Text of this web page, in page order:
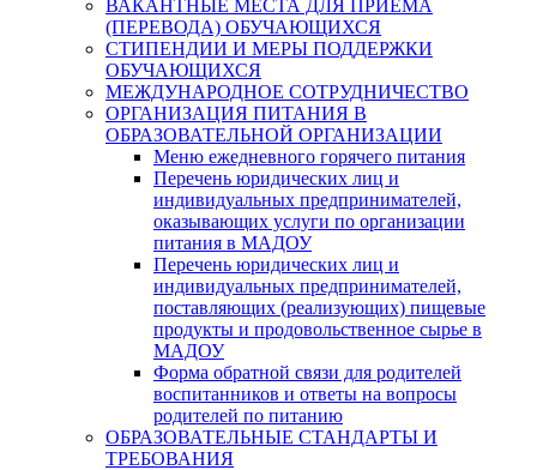
ВАКАНТНЫЕ МЕСТА ДЛЯ ПРИЕМА
(ПЕРЕВОДА) ОБУЧАЮЩИХСЯ
СТИПЕНДИИ И МЕРЫ ПОДДЕРЖКИ
ОБУЧАЮЩИХСЯ
МЕЖДУНАРОДНОЕ СОТРУДНИЧЕСТВО
ОРГАНИЗАЦИЯ ПИТАНИЯ В
ОБРАЗОВАТЕЛЬНОЙ ОРГАНИЗАЦИИ
Меню ежедневного горячего питания
Перечень юридических лиц и
индивидуальных предпринимателей,
оказывающих услуги по организации
питания в МАДОУ
Перечень юридических лиц и
индивидуальных предпринимателей,
поставляющих (реализующих) пищевые
продукты и продовольственное сырье в
МАДОУ
Форма обратной связи для родителей
воспитанников и ответы на вопросы
родителей по питанию
ОБРАЗОВАТЕЛЬНЫЕ СТАНДАРТЫ И
ТРЕБОВАНИЯ